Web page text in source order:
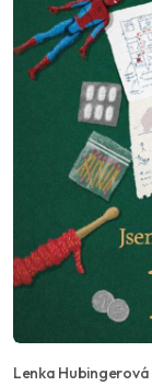
Lenka Hubingerová